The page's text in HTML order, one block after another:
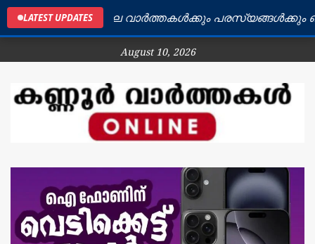
LATEST UPDATES
ജില്ലയിലെ വാർത്തകൾക്കും പരസ്യങ്ങൾക്കും
August 10, 2026